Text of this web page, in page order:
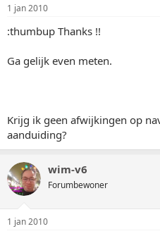
1 jan 2010
:thumbup Thanks !!
Ga gelijk even meten.
Krijg ik geen afwijkingen op
aanduiding?
wim-v6
Forumbewoner
1 jan 2010